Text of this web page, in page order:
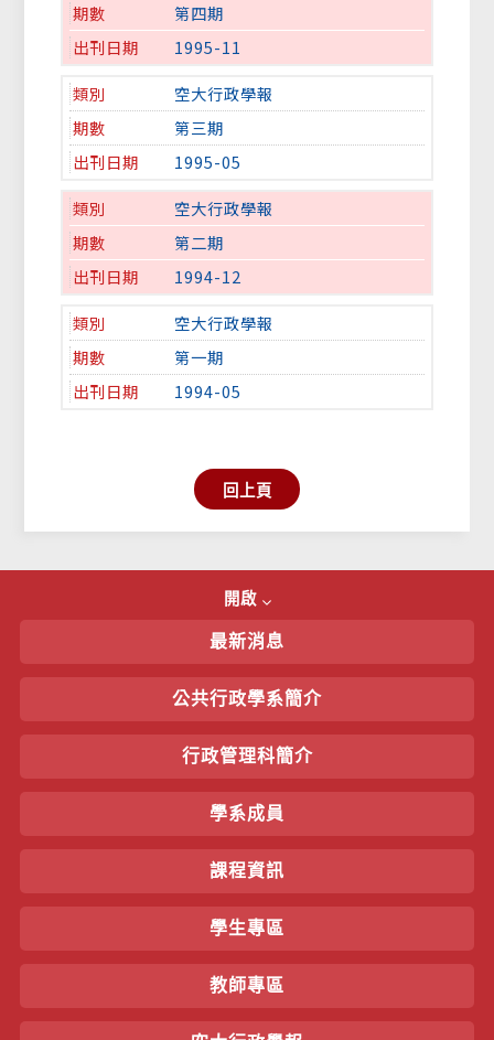
第四期
1995-11
空大行政學報
第三期
1995-05
空大行政學報
第二期
1994-12
空大行政學報
第一期
1994-05
回上頁
開啟
最新消息
公共行政學系簡介
行政管理科簡介
學系成員
課程資訊
學生專區
教師專區